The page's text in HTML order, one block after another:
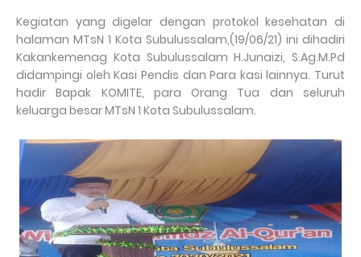
Kegiatan yang digelar dengan protokol kesehatan di
halaman MTsN 1 Kota Subulussalam,(19/06/21) ini dihadiri
Kakankemenag Kota Subulussalam H.Junaizi, S.Ag.M.Pd
didampingi oleh Kasi Pendis dan Para kasi lainnya. Turut
hadir Bapak KOMITE, para Orang Tua dan seluruh
keluarga besar MTsN 1 Kota Subulussalam.